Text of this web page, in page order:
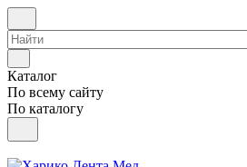
Каталог
По всему сайту
По каталогу